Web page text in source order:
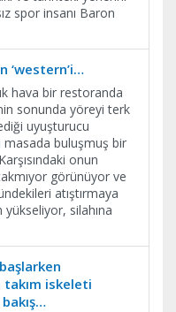
spor insanı Baron
‘western’i…
hava bir restoranda
sonunda yöreyi terk
uyuşturucu
masada buluşmuş bir
onun
görünüyor ve
atıştırmaya
silahına
takım iskeleti